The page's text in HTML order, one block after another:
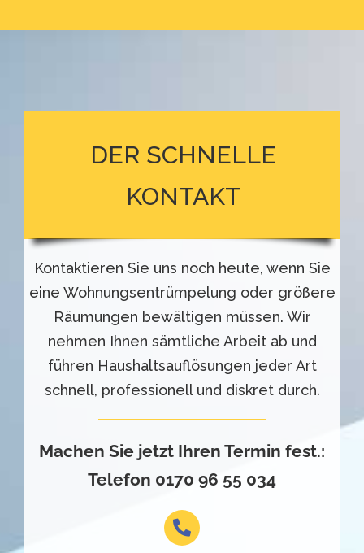
DER SCHNELLE
KONTAKT
Kontaktieren Sie uns noch heute, wenn Sie
eine Wohnungsentrümpelung oder größere
Räumungen bewältigen müssen. Wir
nehmen Ihnen sämtliche Arbeit ab und
führen Haushaltsauflösungen jeder Art
schnell, professionell und diskret durch.
Machen Sie jetzt Ihren Termin fest.:
Telefon 0170 96 55 034